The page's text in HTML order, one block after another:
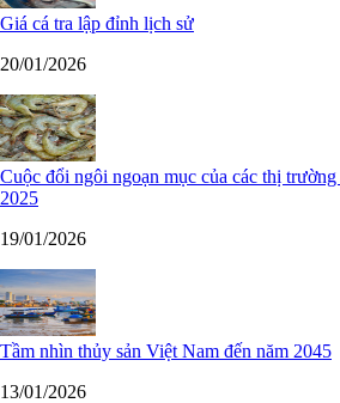
Giá cá tra lập đỉnh lịch sử
20/01/2026
Cuộc đổi ngôi ngoạn mục của các thị
2025
19/01/2026
Tầm nhìn thủy sản Việt Nam đến năm 2045
13/01/2026